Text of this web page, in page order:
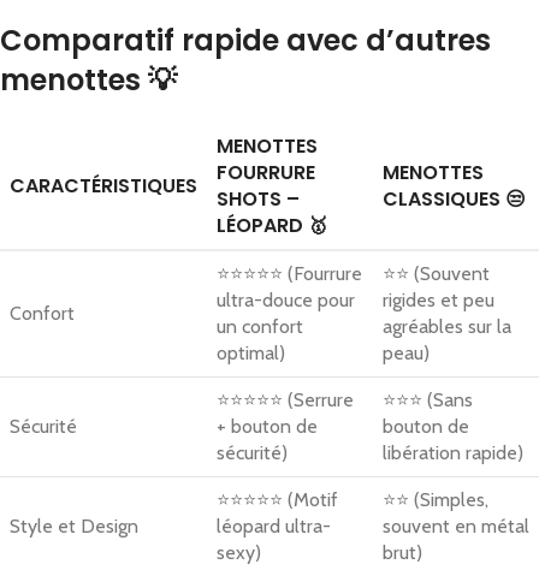
Comparatif rapide avec d’autres
menottes 💡
CARACTÉRISTIQUES
MENOTTES
FOURRURE
SHOTS –
LÉOPARD 🥇
MENOTTES
CLASSIQUES 😒
Confort
⭐⭐⭐⭐⭐ (Fourrure
ultra-douce pour
un confort
optimal)
⭐⭐ (Souvent
rigides et peu
agréables sur la
peau)
Sécurité
⭐⭐⭐⭐⭐ (Serrure
+ bouton de
sécurité)
⭐⭐⭐ (Sans
bouton de
libération rapide)
Style et Design
⭐⭐⭐⭐⭐ (Motif
léopard ultra-
sexy)
⭐⭐ (Simples,
souvent en métal
brut)